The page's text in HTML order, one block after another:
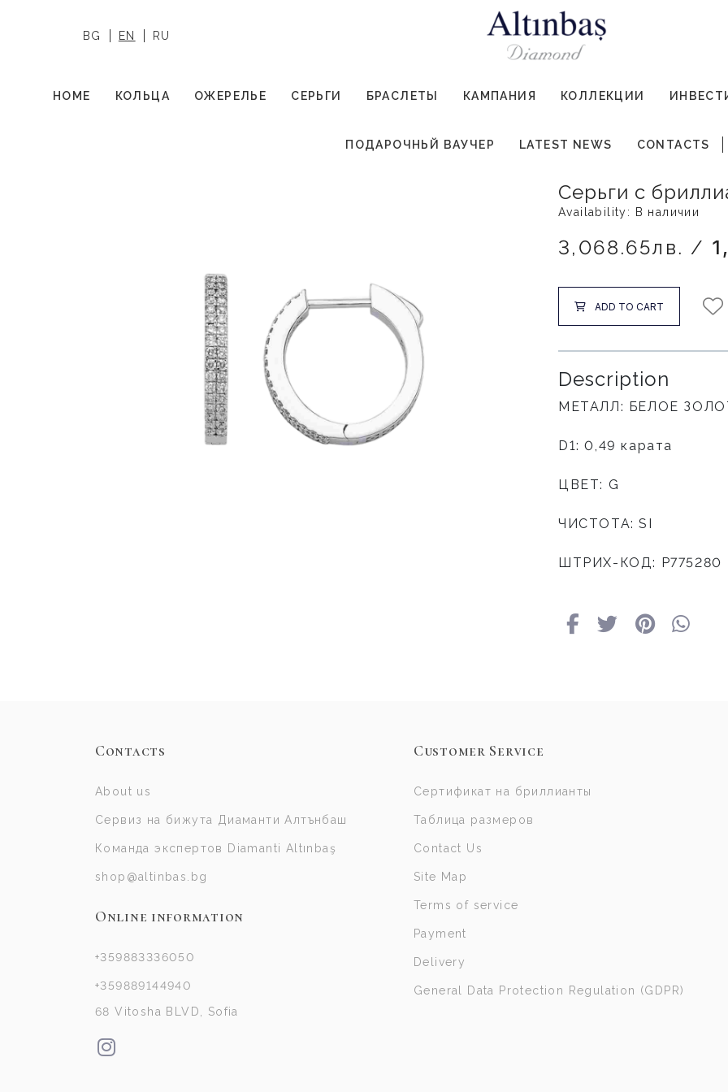
BG EN RU
HOME КОЛЬЦА ОЖЕРЕЛЬЕ СЕРЬГИ БРАСЛЕТЫ КАМПАНИЯ КОЛЛЕКЦИИ
ПОДАРОЧНЬЙ ВАУЧЕР LATEST NEWS CONTACTS
Серьги с
Availability: В наличии
3,068.65лв. /
ADD TO CART
Description
МЕТАЛЛ: БЕЛОЕ
D1: 0,49 карата
ЦВЕТ: G
ЧИСТОТА: SI
ШТРИХ-КОД: P775280
Contacts
About us
Сервиз на бижута Диаманти Алтънбаш
Команда экспертов Diamanti Altınbaş
shop@altinbas.bg
Online information
+359883336050
+359889144940
68 Vitosha BLVD, Sofia
Customer Service
Сертификат на бриллианты
Таблица размеров
Contact Us
Site Map
Terms of service
Payment
Delivery
General Data Protection Regulation (GDPR)